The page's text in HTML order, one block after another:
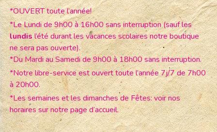
*OUVERT toute l’année!
*Le Lundi de 9h00 à 16h00 sans interruption (sauf les
lundisl’été durant les vacances scolaires notre boutique
ne sera pas ouverte).
*Du Mardi au Samedi de 9h00 à 18h00 sans interruption.
*Notre libre-service est ouvert toute l’année 7j/7 de 7h00
à 20h00.
*Les semaines et les dimanches de Fêtes: voir nos
horaires sur notre page d’accueil.